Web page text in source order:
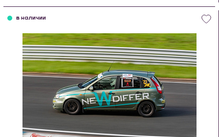
в наличии